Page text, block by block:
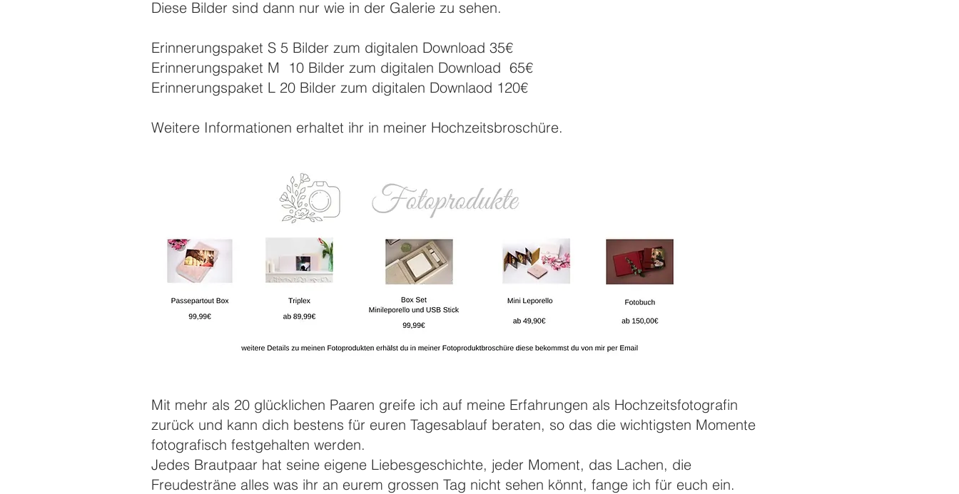
Diese Bilder sind dann nur wie in der Galerie zu sehen.
Erinnerungspaket S 5 Bilder zum digitalen Download 35€
Erinnerungspaket M 10 Bilder zum digitalen Download 65€
Erinnerungspaket L 20 Bilder zum digitalen Downlaod 120€
Weitere Informationen erhaltet ihr in meiner Hochzeitsbroschüre.
Mit mehr als 20 glücklichen Paaren greife ich auf meine Erfahrungen als Hochzeitsfotografin
zurück und kann dich bestens für euren Tagesablauf beraten, so das die wichtigsten Momente
fotografisch festgehalten werden.
Jedes Brautpaar hat seine eigene Liebesgeschichte, jeder Moment, das Lachen, die
Freudesträne alles was ihr an eurem grossen Tag nicht sehen könnt, fange ich für euch ein.